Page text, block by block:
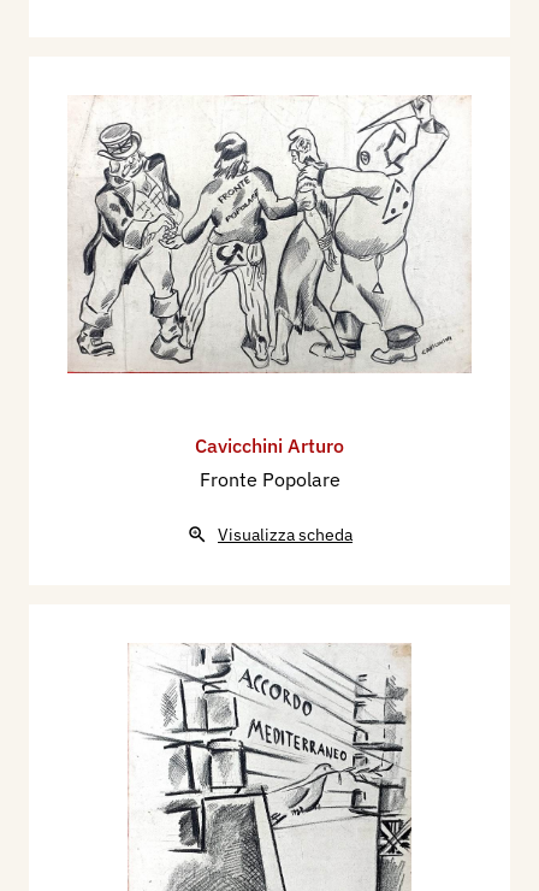
Cavicchini Arturo
Fronte Popolare
Visualizza scheda